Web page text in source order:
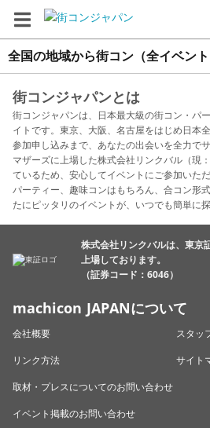
全国の地域から街コン（全イベン
街コンジャパンとは
街コンジャパンは、日本最大級の街コン・パ
イトです。東京、大阪、名古屋をはじめ日本
参加申し込みまで、あなたの出会いを全力で
マザーズに上場した株式会社リンクバル（現
ているため、安心してイベントにご参加いた
パーティー、趣味コンはもちろん、合コン形
たにピッタリのイベントが、いつでも簡単に探
株式会社リンクバルは、東京
上場しております。
（証券コード：6046）
machicon JAPANについて
会社概要
スタッ
リンク方法
サイト
取材・プレスについてのお問い合わせ
イベント掲載のお問い合わせ